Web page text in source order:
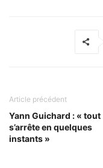
Article précédent
Yann Guichard : « tout
s’arrête en quelques
instants »